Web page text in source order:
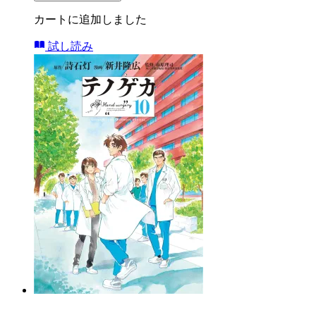
カートに追加しました
試し読み